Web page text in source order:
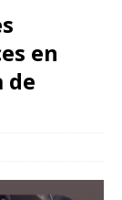
en
de